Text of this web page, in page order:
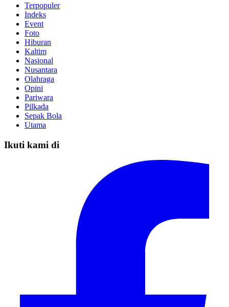
Terpopuler
Indeks
Event
Foto
Hiburan
Kaltim
Nasional
Nusantara
Olahraga
Opini
Pariwara
Pilkada
Sepak Bola
Utama
Ikuti kami di